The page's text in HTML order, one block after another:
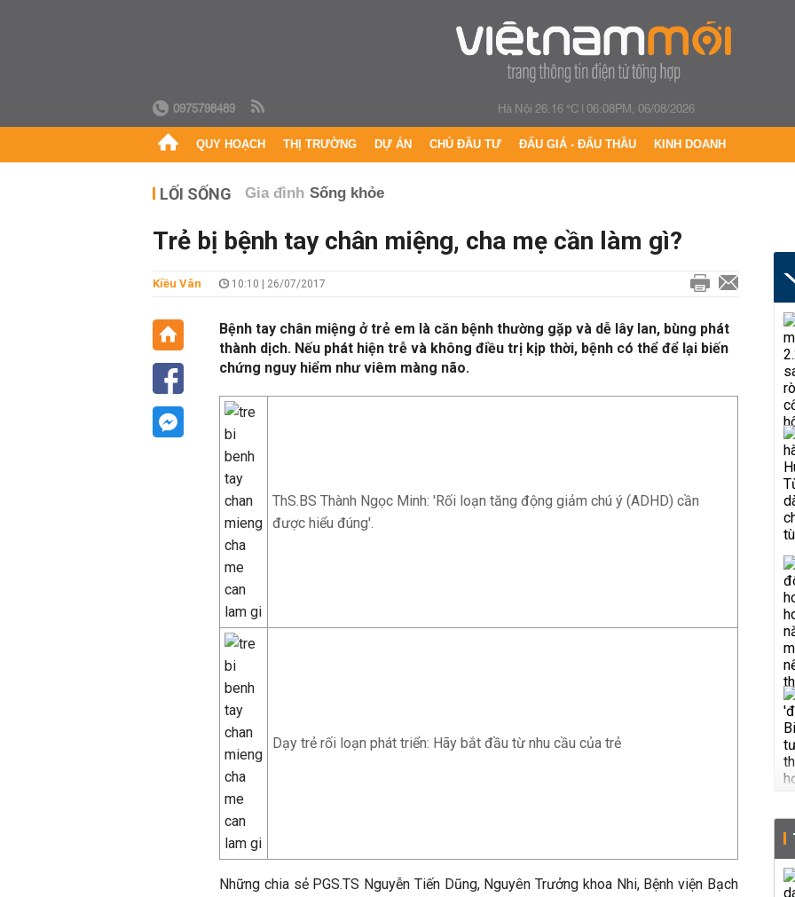
0975798489 Hà Nội 26.16 °C|06:08PM, 06/08/2026
QUY HOẠCH THỊ TRƯỜNG DỰ ÁN CHỦ ĐẦU TƯ ĐẤU GIÁ - ĐẤU THẦU KINH DOANH
LỐI SỐNG Gia đình Sống khỏe
Trẻ bị bệnh tay chân miệng, cha mẹ cần làm gì?
Kiều Vân 10:10 | 26/07/2017
Bệnh tay chân miệng ở trẻ em là căn bệnh thường gặp và dễ lây lan, bùng phát
thành dịch. Nếu phát hiện trễ và không điều trị kịp thời, bệnh có thể để lại biến
chứng nguy hiểm như viêm màng não.
ThS.BS Thành Ngọc Minh: 'Rối loạn tăng động giảm chú ý (ADHD) cần
được hiểu đúng'.
Dạy trẻ rối loạn phát triển: Hãy bắt đầu từ nhu cầu của trẻ
Những chia sẻ PGS.TS Nguyễn Tiến Dũng, Nguyên Trưởng khoa Nhi, Bệnh viện Bạch